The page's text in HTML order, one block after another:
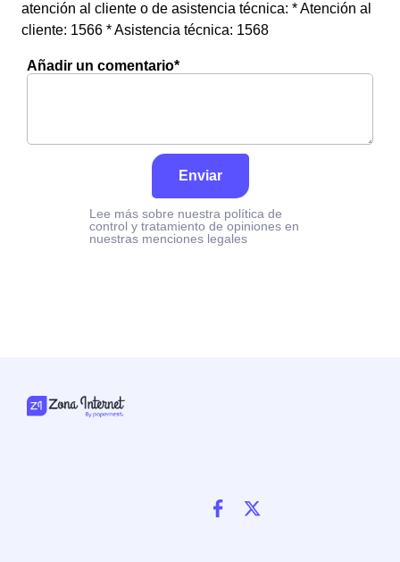
atención al cliente o de asistencia técnica: * Atención al
cliente: 1566 * Asistencia técnica: 1568
Añadir un comentario*
Enviar
Lee más sobre nuestra política de
control y tratamiento de opiniones en
nuestras menciones legales